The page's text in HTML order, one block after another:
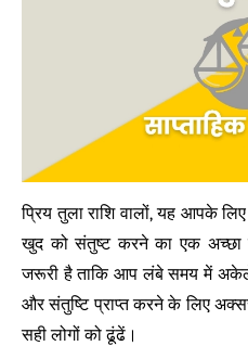
प्रिय तुला राशि वालों, यह आपके
खुद को संतुष्ट करने का एक
जरूरी है ताकि आप लंबे समय में
और संतुष्टि प्राप्त करने के लिए
सही लोगों को ढूंढें।